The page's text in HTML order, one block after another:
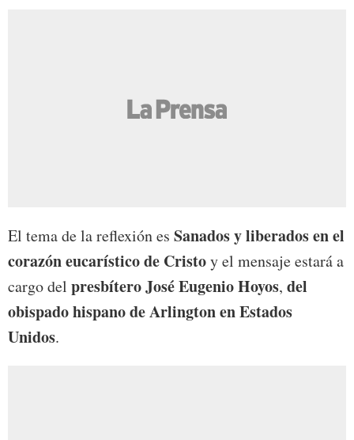
El tema de la reflexión es Sanados y liberados en el
corazón eucarístico de Cristoy el mensaje estará a
cargo del presbítero José Eugenio Hoyos, del
obispado hispano de Arlington en Estados
Unidos.